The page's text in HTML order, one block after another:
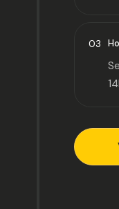
03